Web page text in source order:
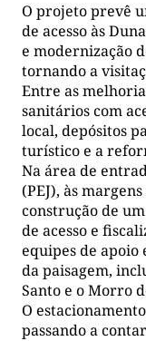
O projeto prevê
de acesso às
e modernização
tornando a
Entre as
sanitários com
local, depósitos
turístico e a
Na área de
(PEJ), às
construção de
de acesso e
equipes de
da paisagem,
Santo e o Morro
O
passando a